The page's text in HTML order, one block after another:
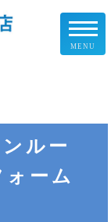
MENU
ルー
ーム